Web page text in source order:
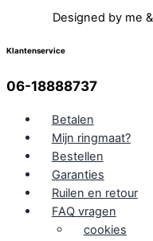
Designed by me
Klantenservice
06-18888737
Betalen
Mijn ringmaat?
Bestellen
Garanties
Ruilen en retour
FAQ vragen
cookies